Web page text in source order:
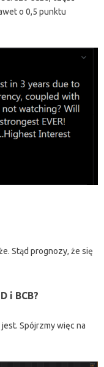
o 0,5 punktu
Stąd prognozy, że się
i BCB?
Spójrzmy więc na